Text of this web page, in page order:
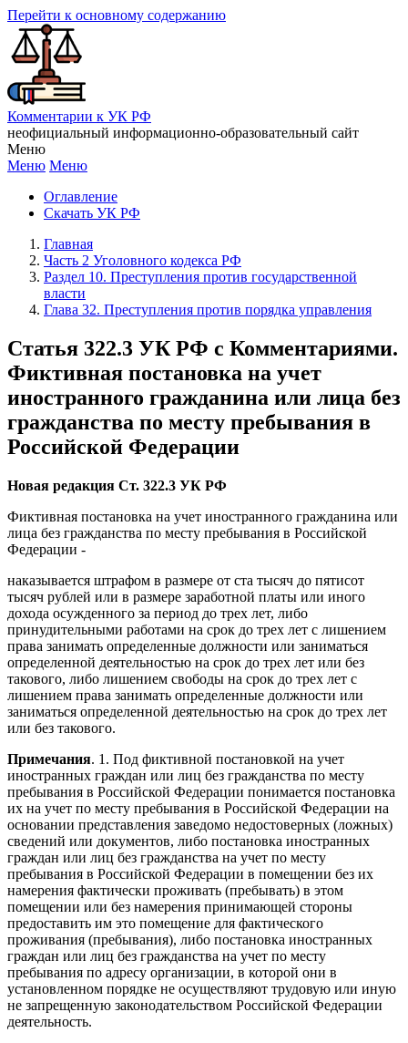
Перейти к основному содержанию
Комментарии к УК РФ
неофициальный информационно-образовательный сайт
Меню
Меню Меню
Оглавление
Скачать УК РФ
Главная
Часть 2 Уголовного кодекса РФ
Раздел 10. Преступления против государственной
власти
Глава 32. Преступления против порядка управления
Статья 322.3 УК РФ с Комментариями.
Фиктивная постановка на учет
иностранного гражданина или лица без
гражданства по месту пребывания в
Российской Федерации
Новая редакция Ст. 322.3 УК РФ
Фиктивная постановка на учет иностранного гражданина или
лица без гражданства по месту пребывания в Российской
Федерации -
наказывается штрафом в размере от ста тысяч до пятисот
тысяч рублей или в размере заработной платы или иного
дохода осужденного за период до трех лет, либо
принудительными работами на срок до трех лет с лишением
права занимать определенные должности или заниматься
определенной деятельностью на срок до трех лет или без
такового, либо лишением свободы на срок до трех лет с
лишением права занимать определенные должности или
заниматься определенной деятельностью на срок до трех лет
или без такового.
Примечания. 1. Под фиктивной постановкой на учет
иностранных граждан или лиц без гражданства по месту
пребывания в Российской Федерации понимается постановка
их на учет по месту пребывания в Российской Федерации на
основании представления заведомо недостоверных (ложных)
сведений или документов, либо постановка иностранных
граждан или лиц без гражданства на учет по месту
пребывания в Российской Федерации в помещении без их
намерения фактически проживать (пребывать) в этом
помещении или без намерения принимающей стороны
предоставить им это помещение для фактического
проживания (пребывания), либо постановка иностранных
граждан или лиц без гражданства на учет по месту
пребывания по адресу организации, в которой они в
установленном порядке не осуществляют трудовую или иную
не запрещенную законодательством Российской Федерации
деятельность.